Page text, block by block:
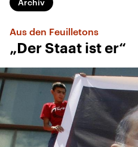
Archiv
Aus den Feuilletons
„Der Staat ist er“